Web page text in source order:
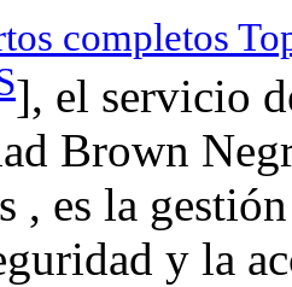
completos
], el servicio
Brown
, es la
y la